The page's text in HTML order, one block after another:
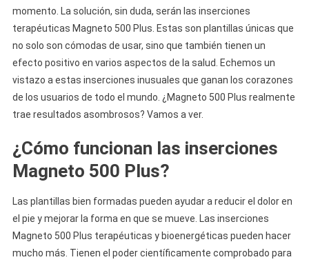
momento. La solución, sin duda, serán las inserciones
terapéuticas Magneto 500 Plus. Estas son plantillas únicas que
no solo son cómodas de usar, sino que también tienen un
efecto positivo en varios aspectos de la salud. Echemos un
vistazo a estas inserciones inusuales que ganan los corazones
de los usuarios de todo el mundo. ¿Magneto 500 Plus realmente
trae resultados asombrosos? Vamos a ver.
¿Cómo funcionan las inserciones
Magneto 500 Plus?
Las plantillas bien formadas pueden ayudar a reducir el dolor en
el pie y mejorar la forma en que se mueve. Las inserciones
Magneto 500 Plus terapéuticas y bioenergéticas pueden hacer
mucho más. Tienen el poder científicamente comprobado para